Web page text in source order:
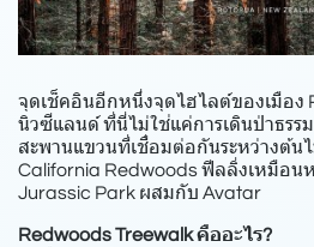
จุดเช็คอินอีกหนึ่งจุดไฮไลต์ของเมือง
นิวซีแลนด์ ที่นี่ไม่ใช่แค่การเดินป่าธรร
สะพานแขวนที่เชื่อมต่อกันระหว่างต้น
California Redwoods ฟีลลิ่งเหมือน
Jurassic Park ผสมกับ Avatar
Redwoods Treewalk คืออะไร?